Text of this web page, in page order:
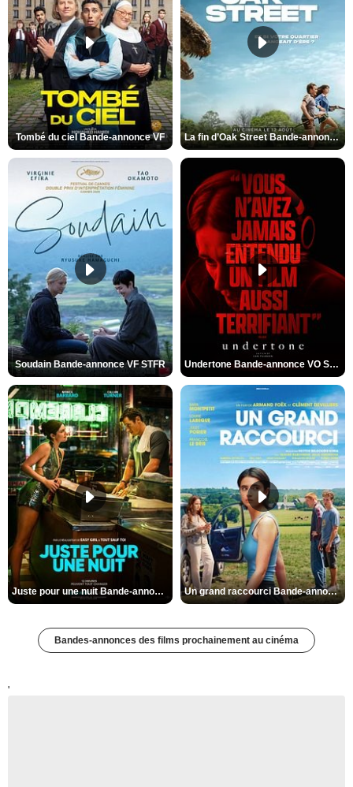
Tombé du ciel Bande-annonce VF La fin d’Oak Street Bande-annonce VO STFR
Soudain Bande-annonce VF STFR Undertone Bande-annonce VO STFR
Juste pour une nuit Bande-annonce VO STFR Un grand raccourci Bande-annonce VF
Bandes-annonces des films prochainement au cinéma
'